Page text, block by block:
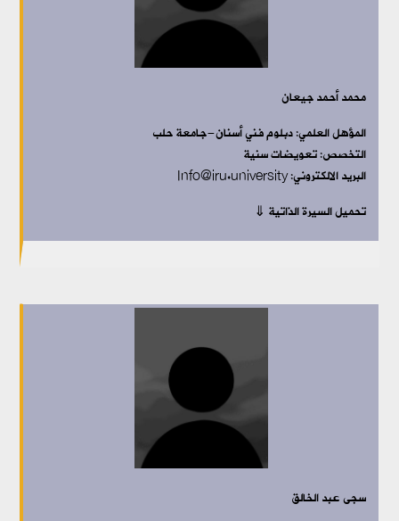
محمد أحمد جيعان
المؤهل العلمي:دبلوم فني أسنان-جامعة حلب
التخصص:تعويضات سنية
البريد الالكتروني: Info@iru.university
تحميل السيرة الذاتية ⇓
سجى عبد الخالق